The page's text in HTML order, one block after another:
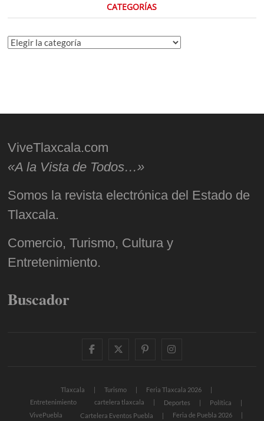
CATEGORÍAS
Categorías
ViveTlaxcala.com
«A la Vista de Todos…»
Somos la revista electrónica del Estado de
Tlaxcala.
Comercio, Turismo, Cultura y
Entretenimiento.
Buscador
facebooktwitter
pinterestinstagram
Tlaxcala Turismo
Feria Tlaxcala 2026
Entretenimiento
cartelera tlaxcala Deportes
Política
VivePuebla
Cartelera Eventos Puebla Feria de Puebla 2026